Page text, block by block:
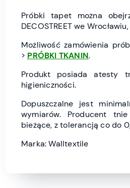
Próbki tapet można
DECOSTREET we
Możliwość zamówienia
> PRÓBKI TKANIN.
Produkt posiada atesty
higieniczności.
Dopuszczalne jest
wymiarów. Producent
bieżące, z tolerancją co do
Marka: Walltextile